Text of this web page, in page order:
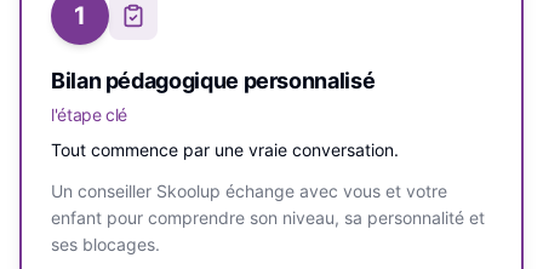
1
Bilan pédagogique personnalisé
l'étape clé
Tout commence par une vraie conversation.
Un conseiller Skoolup échange avec vous et votre
enfant pour comprendre son niveau, sa personnalité et
ses blocages.